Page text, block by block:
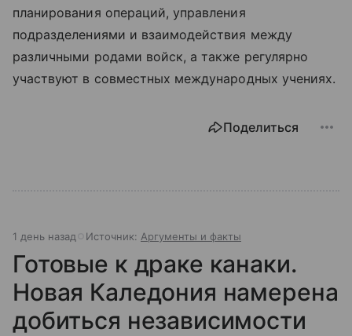
планирования операций, управления
подразделениями и взаимодействия между
различными родами войск, а также регулярно
участвуют в совместных международных учениях.
Поделиться
1 день назад Источник: Аргументы и факты
Готовые к драке канаки.
Новая Каледония намерена
добиться независимости